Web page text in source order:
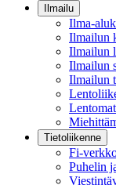
Ilmailu
Ilma-
Ilmailun
Ilmailun
Ilmailun
Ilmailun
Tietoliikenne
Fi-
Puhelin